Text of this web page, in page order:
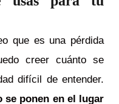
que es una pérdida
creer cuánto se
difícil de entender.
se ponen en el lugar